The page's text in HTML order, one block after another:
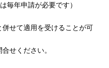
毎年申請が必要です）
せて適用を受けることが可
せください。